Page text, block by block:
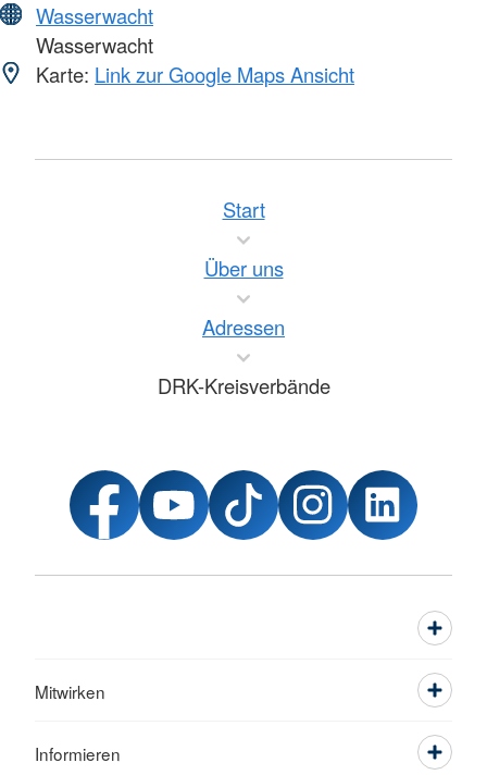
Wasserwacht
Wasserwacht
Karte: Link zur Google Maps Ansicht
Start
Über uns
Adressen
DRK-Kreisverbände
Mitwirken
Informieren